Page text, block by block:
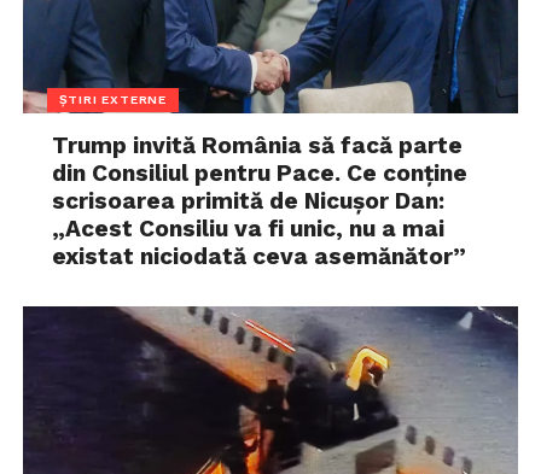
ȘTIRI EXTERNE
Trump invită România să facă parte
din Consiliul pentru Pace. Ce conține
scrisoarea primită de Nicușor Dan:
„Acest Consiliu va fi unic, nu a mai
existat niciodată ceva asemănător”